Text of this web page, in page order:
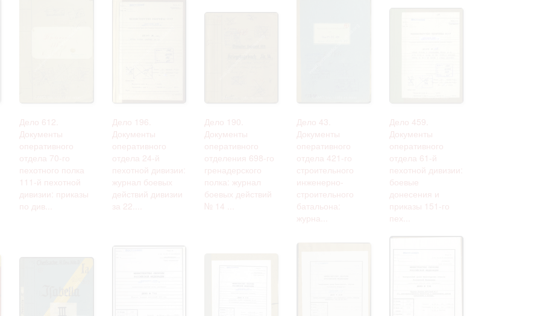
Дело 612.
Документы
оперативного
отдела 70-го
пехотного полка
111-й пехотной
дивизии: приказы
по див...
Дело 196.
Документы
оперативного
отдела 24-й
пехотной дивизии:
журнал боевых
действий дивизии
за 22....
Дело 190.
Документы
оперативного
отделения 698-го
гренадерского
полка: журнал
боевых действий
№ 14 ...
Дело 43.
Документы
оперативного
отдела 421-го
строительного
инженерно-
строительного
батальона:
журна...
Дело 459.
Документы
оперативного
отдела 61-й
пехотной дивизии:
боевые
донесения и
приказы 151-го
пех...